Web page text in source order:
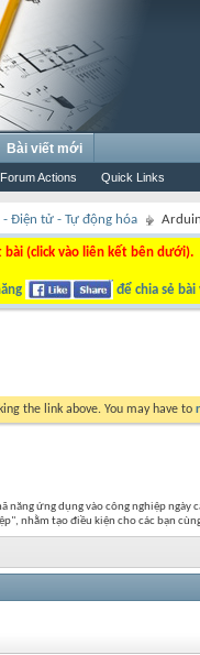
Forum Actions Quick Links
Bài viết mới
- Điện tử - Tự động hóa
(click vào liên kết bên dưới).
để chia sẻ
the link above. You may have to
năng ứng dụng vào công nghiệp
nhằm tạo điều kiện cho các bạn